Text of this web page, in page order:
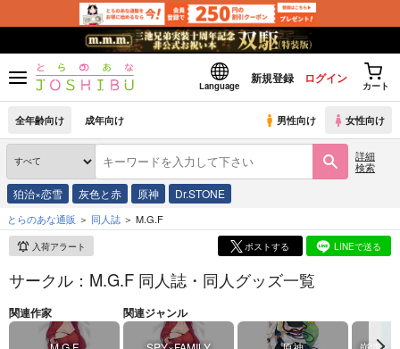
Language
新規登録 ログイン
カート
全年齢向け 成年向け 男性向け 女性向け
詳細
検索
狛治×恋雪 灰色と赤 原神 Dr.STONE
とらのあな通販 同人誌 M.G.F
入荷アラート ポストする LINEで送る
サークル：M.G.F 同人誌・同人グッズ一覧
関連作家 関連ジャンル